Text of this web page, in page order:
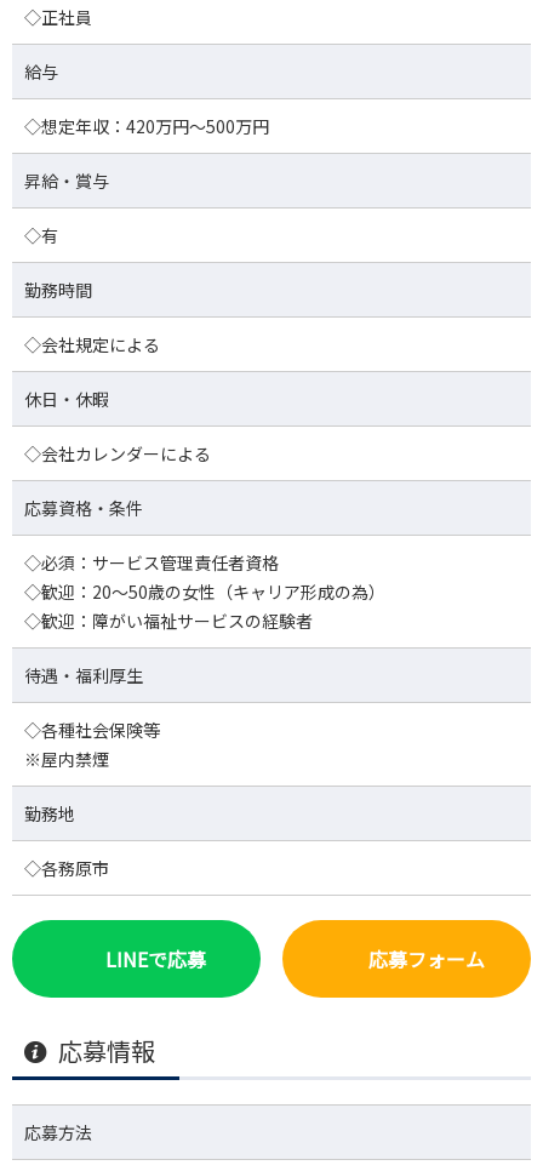
◇正社員
給与
◇想定年収：420万円～500万円
昇給・賞与
◇有
勤務時間
◇会社規定による
休日・休暇
◇会社カレンダーによる
応募資格・条件
◇必須：サービス管理責任者資格
◇歓迎：20～50歳の女性（キャリア形成の為）
◇歓迎：障がい福祉サービスの経験者
待遇・福利厚生
◇各種社会保険等
※屋内禁煙
勤務地
◇各務原市
LINEで応募 応募フォーム
応募情報
応募方法